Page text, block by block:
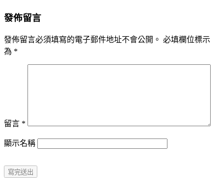
發佈留言
發佈留言必須填寫的電子郵件地址不會公開。 必填欄位標示
為 *
留言 *
顯示名稱